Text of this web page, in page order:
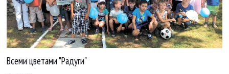
Всеми цветами "Радуги"